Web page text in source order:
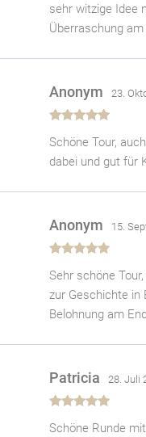
sehr witzige Idee
Überraschung
mit5von 5
Anonym 23.
Schöne Tour,
dabei und gut für
mit5 von 5
Anonym 15.
Sehr schöne
zur Geschichte in
Belohnung am
mit5von 5
Patricia 28. Juli
Schöne Runde